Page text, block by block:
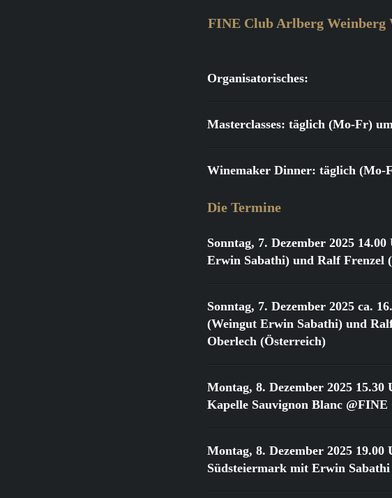
FINE Club Arlberg Weinberg
Organisatorisches:
Masterclasses: täglich (Mo-Fr)
Winemaker Dinner: täglich (Mo-
Die Termine
Sonntag, 7. Dezember 2025 14.00
Erwin Sabathi) und Ralf Frenzel
Sonntag, 7. Dezember 2025 ca.
(Weingut Erwin Sabathi) und
Oberlech (Österreich)
Montag, 8. Dezember 2025 15.30
Kapelle Sauvignon Blanc
Montag, 8. Dezember 2025 19.00
Südsteiermark mit Erwin